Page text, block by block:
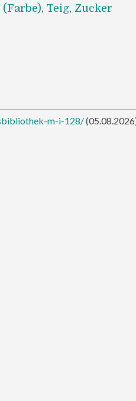
(Farbe),Teig, Zucker
m-i-128/